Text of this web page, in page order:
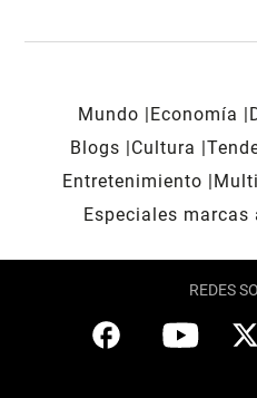
Mundo Economía
Blogs
Cultura
Entretenimiento
Especiales marcas
REDES